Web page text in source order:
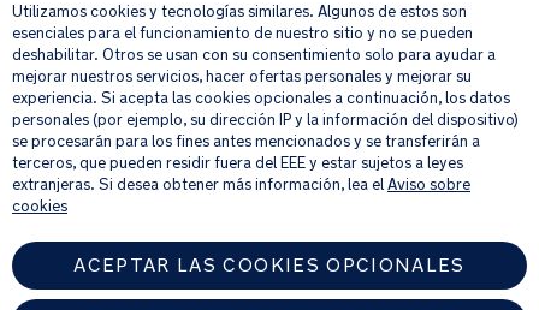
Su correo electrónico REGISTRAR
Al proporcionar tu dirección de correo electrónico, aceptas recibir por
correo electrónico nuestro boletín de noticias e información sobre
productos y ofertas que creamos que puedan ser de tu interés.
Si quieres más información sobre cómo procesamos tus datos personales,
consulta nuestro
aviso de privacidad
Utilizamos cookies y tecnologías similares. Algunos de estos son
esenciales para el funcionamiento de nuestro sitio y no se pueden
deshabilitar. Otros se usan con su consentimiento solo para ayudar a
mejorar nuestros servicios, hacer ofertas personales y mejorar su
experiencia. Si acepta las cookies opcionales a continuación, los datos
personales (por ejemplo, su dirección IP y la información del dispositivo)
se procesarán para los fines antes mencionados y se transferirán a
terceros, que pueden residir fuera del EEE y estar sujetos a leyes
extranjeras. Si desea obtener más información, lea elAviso sobre
cookies
ACEPTAR LAS COOKIES OPCIONALES